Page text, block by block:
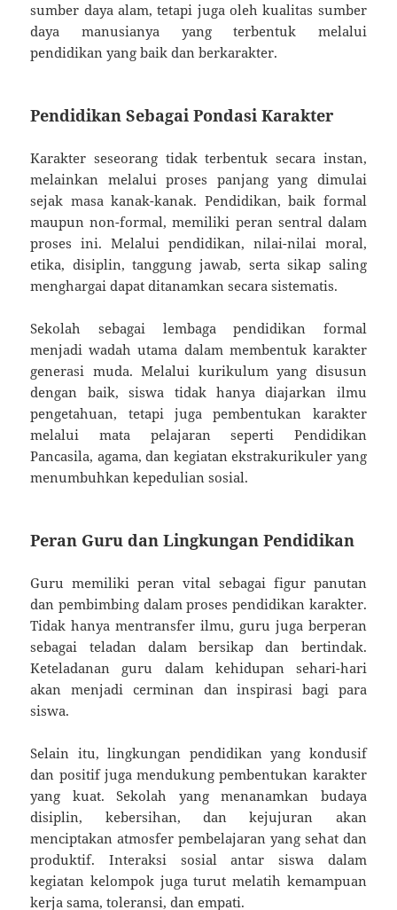
sumber daya alam, tetapi juga oleh kualitas sumber
daya manusianya yang terbentuk melalui
pendidikan yang baik dan berkarakter.
Pendidikan Sebagai Pondasi Karakter
Karakter seseorang tidak terbentuk secara instan,
melainkan melalui proses panjang yang dimulai
sejak masa kanak-kanak. Pendidikan, baik formal
maupun non-formal, memiliki peran sentral dalam
proses ini. Melalui pendidikan, nilai-nilai moral,
etika, disiplin, tanggung jawab, serta sikap saling
menghargai dapat ditanamkan secara sistematis.
Sekolah sebagai lembaga pendidikan formal
menjadi wadah utama dalam membentuk karakter
generasi muda. Melalui kurikulum yang disusun
dengan baik, siswa tidak hanya diajarkan ilmu
pengetahuan, tetapi juga pembentukan karakter
melalui mata pelajaran seperti Pendidikan
Pancasila, agama, dan kegiatan ekstrakurikuler yang
menumbuhkan kepedulian sosial.
Peran Guru dan Lingkungan Pendidikan
Guru memiliki peran vital sebagai figur panutan
dan pembimbing dalam proses pendidikan karakter.
Tidak hanya mentransfer ilmu, guru juga berperan
sebagai teladan dalam bersikap dan bertindak.
Keteladanan guru dalam kehidupan sehari-hari
akan menjadi cerminan dan inspirasi bagi para
siswa.
Selain itu, lingkungan pendidikan yang kondusif
dan positif juga mendukung pembentukan karakter
yang kuat. Sekolah yang menanamkan budaya
disiplin, kebersihan, dan kejujuran akan
menciptakan atmosfer pembelajaran yang sehat dan
produktif. Interaksi sosial antar siswa dalam
kegiatan kelompok juga turut melatih kemampuan
kerja sama, toleransi, dan empati.